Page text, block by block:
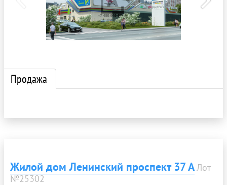
Продажа
Жилой дом Ленинский проспект 37 АЛот
№25302